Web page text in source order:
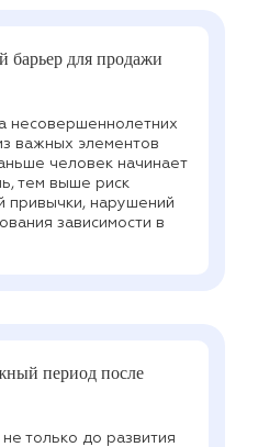
барьер для продажи
несовершеннолетних
важных элементов
человек начинает
тем выше риск
привычки, нарушений
зависимости в
период после
только до развития